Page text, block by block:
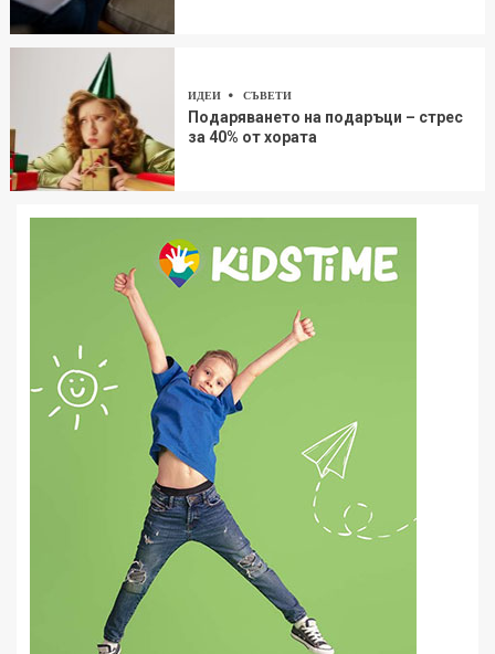
ИДЕИ СЪВЕТИ
Подаряването на подаръци – стрес
за 40% от хората